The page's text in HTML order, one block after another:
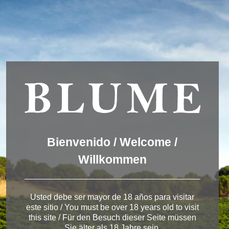
ENGLISH
ESPAÑOL
DEUTSCH
duero_04
< Bodega de Ribera del Duero
We are using cookies to give you the best experience on our
website.
You can find out more about which cookies we are using or
Bienvenido / Welcome /
Willkommen
Usted debe ser mayor de 18 años para visitar
este sitio / You must be over 18 years old to visit
this site / Für den Besuch dieser Seite müssen